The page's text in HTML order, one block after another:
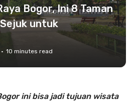
Bogor, Ini 8 Taman
untuk
· 10 minutes read
ini bisa jadi tujuan wisata